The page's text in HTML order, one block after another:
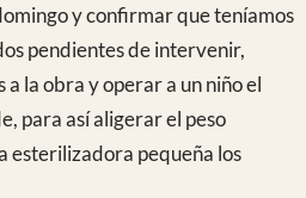
99 curas y 24